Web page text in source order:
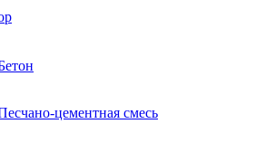
цементная смесь